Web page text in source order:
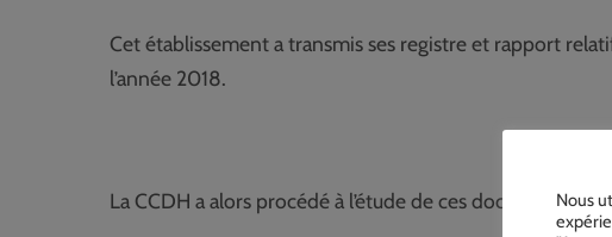
Cet établissement a transmis ses registre et rapport
l’année 2018.
La CCDH a alors procédé à l’étude de ces documentsNous